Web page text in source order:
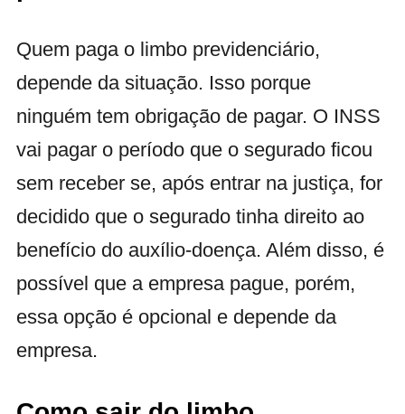
Quem paga o limbo previdenciário,
depende da situação. Isso porque
ninguém tem obrigação de pagar. O INSS
vai pagar o período que o segurado ficou
sem receber se, após entrar na justiça, for
decidido que o segurado tinha direito ao
benefício do auxílio-doença. Além disso, é
possível que a empresa pague, porém,
essa opção é opcional e depende da
empresa.